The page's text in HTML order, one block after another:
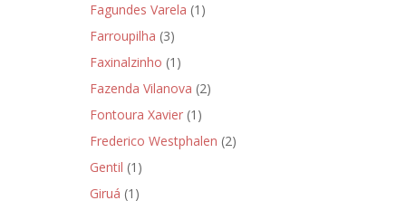
Fagundes Varela (1)
Farroupilha (3)
Faxinalzinho (1)
Fazenda Vilanova (2)
Fontoura Xavier (1)
Frederico Westphalen (2)
Gentil (1)
Giruá (1)